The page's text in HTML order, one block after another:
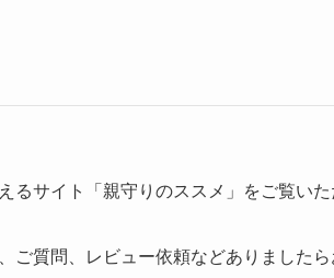
るサイト「親守りのススメ」をご覧いた
ご質問、レビュー依頼などありました